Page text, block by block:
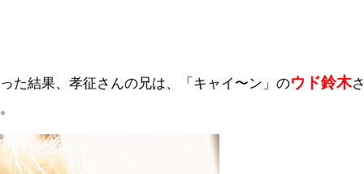
た結果、孝征さんの兄は、「キャイ〜ン」のウド鈴木